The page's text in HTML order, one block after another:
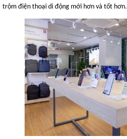
trộm điện thoại di động mới hơn và tốt hơn.